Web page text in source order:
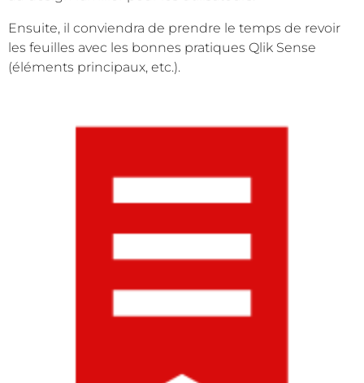
Ensuite, il conviendra de prendre le temps de revoir
les feuilles avec les bonnes pratiques Qlik Sense
(éléments principaux, etc.).